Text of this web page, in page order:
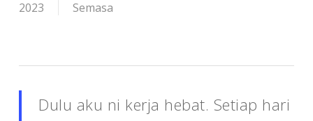
2023
Semasa
Dulu aku ni kerja hebat. Setiap hari